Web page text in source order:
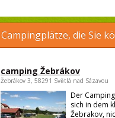
Campingplätze, die Sie
camping Žebrákov
Žebrákov 3, 58291 Světlá nad Sázavou
Der
sich in dem
Žebrakov,